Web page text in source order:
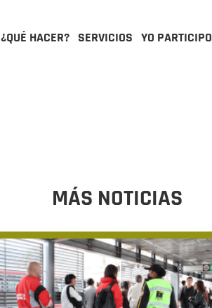
¿QUÉ HACER? SERVICIOS YO PARTICIPO
MÁS NOTICIAS